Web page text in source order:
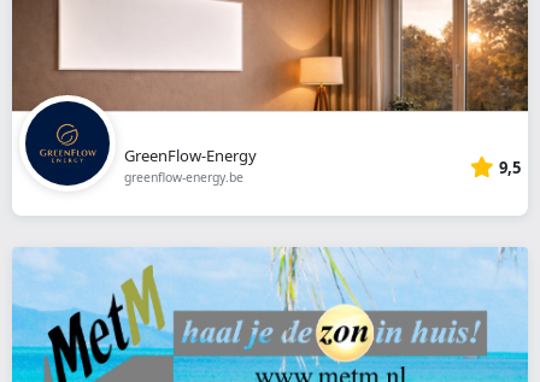
GreenFlow-Energy
greenflow-energy.be 9,5